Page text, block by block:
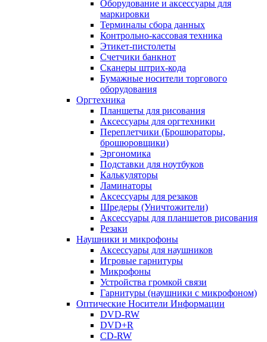
Оборудование и аксессуары для
маркировки
Терминалы сбора данных
Контрольно-кассовая техника
Этикет-пистолеты
Счетчики банкнот
Сканеры штрих-кода
Бумажные носители торгового
оборудования
Оргтехника
Планшеты для рисования
Аксессуары для оргтехники
Переплетчики (Брошюраторы,
брошюровщики)
Эргономика
Подставки для ноутбуков
Калькуляторы
Ламинаторы
Аксессуары для резаков
Шредеры (Уничтожители)
Аксессуары для планшетов рисования
Резаки
Наушники и микрофоны
Аксессуары для наушников
Игровые гарнитуры
Микрофоны
Устройства громкой связи
Гарнитуры (наушники с микрофоном)
Оптические Носители Информации
DVD-RW
DVD+R
CD-RW